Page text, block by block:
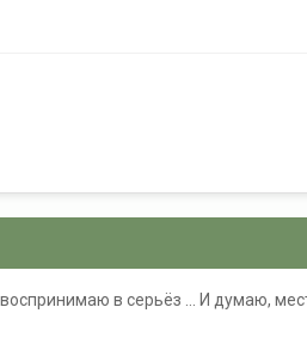
в серьёз ... И думаю,